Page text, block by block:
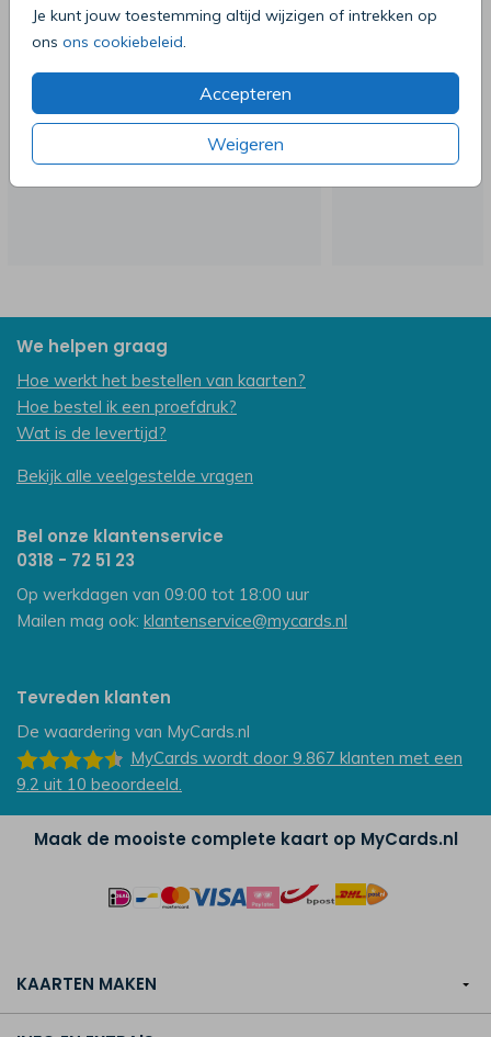
Je kunt jouw toestemming altijd wijzigen of intrekken op
ons ons cookiebeleid.
Accepteren
Weigeren
We helpen graag
Hoe werkt het bestellen van kaarten?
Hoe bestel ik een proefdruk?
Wat is de levertijd?
Bekijk alle veelgestelde vragen
Bel onze klantenservice
0318 - 72 51 23
Op werkdagen van 09:00 tot 18:00 uur
Mailen mag ook: klantenservice@mycards.nl
Tevreden klanten
De waardering van MyCards.nl
MyCards wordt door 9.867 klanten met een
9.2 uit 10 beoordeeld.
Maak de mooiste complete kaart op MyCards.nl
KAARTEN MAKEN